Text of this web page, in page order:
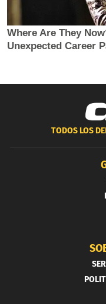
TODOS LOS